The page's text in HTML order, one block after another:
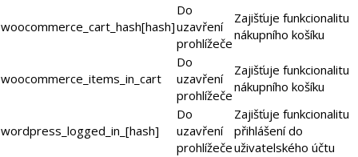
woocommerce_cart_hash[hash]
Do
uzavření
prohlížeče
Zajišťuje funkcionalitu
nákupního košíku
woocommerce_items_in_cart
Do
uzavření
prohlížeče
Zajišťuje funkcionalitu
nákupního košíku
wordpress_logged_in_[hash]
Do
uzavření
prohlížeče
Zajišťuje funkcionalitu
přihlášení do
uživatelského účtu